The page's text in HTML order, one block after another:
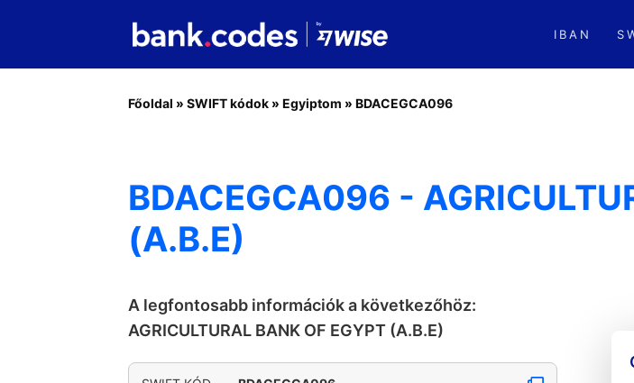
IBAN
Főoldal » SWIFT kódok » Egyiptom » BDACEGCA096
BDACEGCA096 -
(A.B.E)
A legfontosabb információk a következőhöz:
AGRICULTURAL BANK OF EGYPT (A.B.E)